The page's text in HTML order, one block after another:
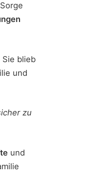
blieb
und
zu
und